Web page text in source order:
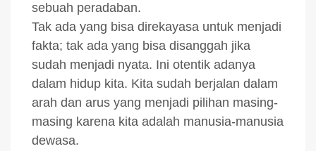
sebuah peradaban.
Tak ada yang bisa direkayasa untuk menjadi
fakta; tak ada yang bisa disanggah jika
sudah menjadi nyata. Ini otentik adanya
dalam hidup kita. Kita sudah berjalan dalam
arah dan arus yang menjadi pilihan masing-
masing karena kita adalah manusia-manusia
dewasa.